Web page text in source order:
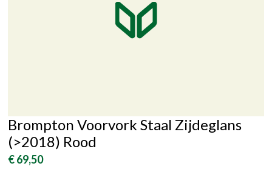
Brompton Voorvork Staal Zijdeglans
(>2018) Rood
€ 69,50